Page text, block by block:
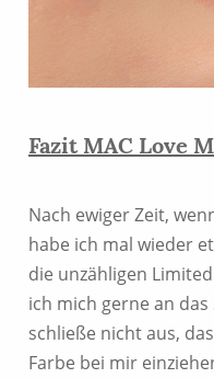
Fazit MAC Love
Nach ewiger Zeit,
habe ich mal wieder
die unzähligen
ich mich gerne an
schließe nicht aus,
Farbe bei mir